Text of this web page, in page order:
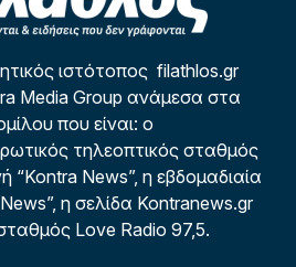
ιστότοπος filathlos.gr
Media Group ανάμεσα στα
που είναι: ο
τηλεοπτικός σταθμός
“Kontra News”, η εβδομαδιαία
η σελίδα Kontranews.gr
Love Radio 97,5.